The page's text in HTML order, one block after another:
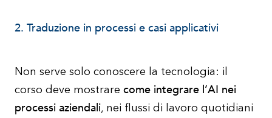
2. Traduzione in processi e casi applicativi
Non serve solo conoscere la tecnologia: il
corso deve mostrare come integrare l’AI nei
processi aziendali, nei flussi di lavoro quotidiani